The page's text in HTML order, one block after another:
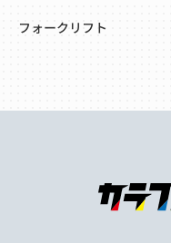
フォークリフト